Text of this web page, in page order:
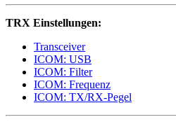
TRX Einstellungen:
Transceiver
ICOM: USB
ICOM: Filter
ICOM: Frequenz
ICOM: TX/RX-Pegel